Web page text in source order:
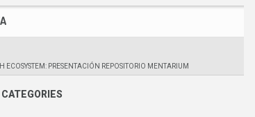
ECOSYSTEM: PRESENTACIÓN REPOSITORIO MENTARIUM
CATEGORIES